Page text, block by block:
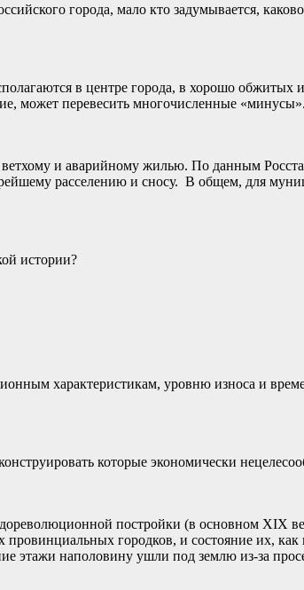
города, мало кто задумывается,
в центре города, в хорошо обжитых
может перевесить многочисленные «минусы».
ветхому и аварийному жилью. По данным
расселению и сносу. В общем, для
истории?
характеристикам, уровню износа и
которые экономически
постройки (в основном XIX
городков, и состояние их,
этажи наполовину ушли под землю из-за